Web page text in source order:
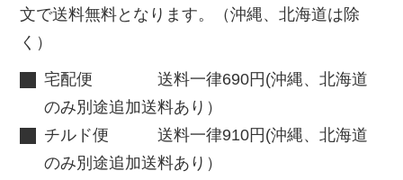
文で送料無料となります。（沖縄、北海道は除
く）
宅配便 送料一律690円(沖縄、北海道
のみ別途追加送料あり）
チルド便 送料一律910円(沖縄、北海道
のみ別途追加送料あり）